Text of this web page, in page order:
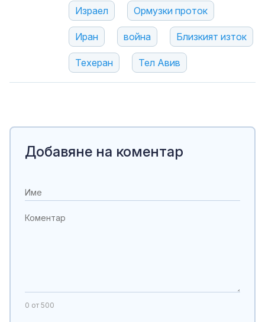
Израел Ормузки проток
Иран война Близкият изток
Техеран Тел Авив
Добавяне на коментар
0 от 500